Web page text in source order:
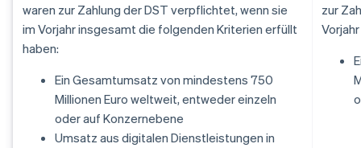
waren zur Zahlung der DST verpflichtet, wenn sie
im Vorjahr insgesamt die folgenden Kriterien erfüllt
haben:
Ein Gesamtumsatz von mindestens 750
Millionen Euro weltweit, entweder einzeln
oder auf Konzernebene
Umsatz aus digitalen Dienstleistungen in
zur